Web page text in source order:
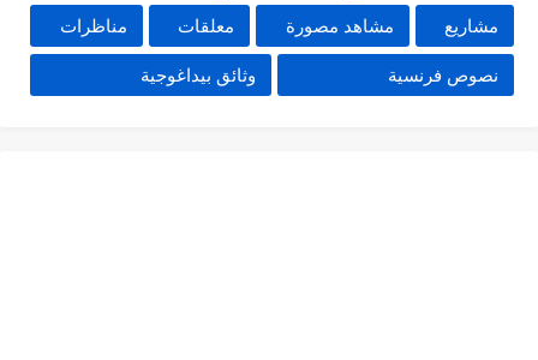
مشاريع مشاهد مصورة معلقات مناظرات
نصوص فرنسية وثائق بيداغوجية